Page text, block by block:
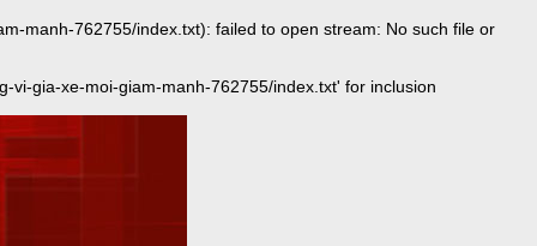
manh-762755/index.txt): failed to open stream: No such file or
vi-gia-xe-moi-giam-manh-762755/index.txt' for inclusion